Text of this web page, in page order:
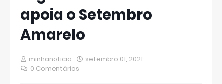
apoia o Setembro
Amarelo
minhanoticia
setembro 01, 2021
0 Comentários